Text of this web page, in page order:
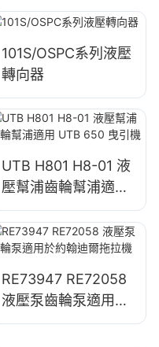
101S/OSPC系列液壓
轉向器
UTB H801 H8-01 液
壓幫浦齒輪幫浦適用
UTB 650 曳引機
RE73947 RE72058
液壓泵齒輪泵適用於
約翰迪爾拖拉機